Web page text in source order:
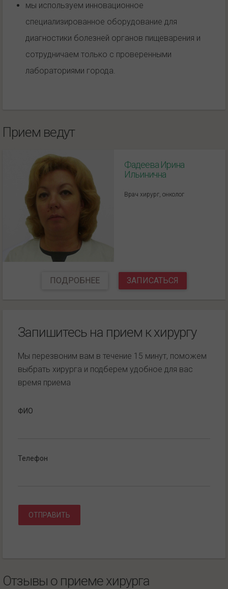
мы используем инновационное
специализированное оборудование для
диагностики болезней органов пищеварения и
сотрудничаем только с проверенными
лабораториями города.
Прием ведут
Фадеева Ирина
Ильинична
Врач хирург, онколог
ПОДРОБНЕЕ ЗАПИСАТЬСЯ
Запишитесь на прием к хирургу
Мы перезвоним вам в течение 15 минут, поможем
выбрать хирурга и подберем удобное для вас
время приема
ФИО
Телефон
ОТПРАВИТЬ
Отзывы о приеме хирурга